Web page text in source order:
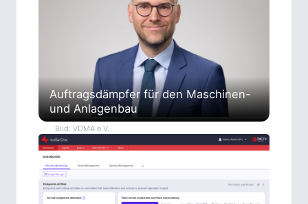
Auftragsdämpfer für den Maschinen-
und Anlagenbau
Bild: VDMA e.V.